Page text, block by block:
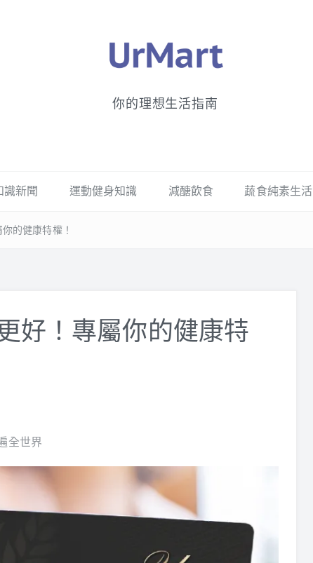
你的理想生活指南
識新聞 運動健身知識 減醣飲食 蔬食純素生活
的健康特權！
好！專屬你的健康特
全世界